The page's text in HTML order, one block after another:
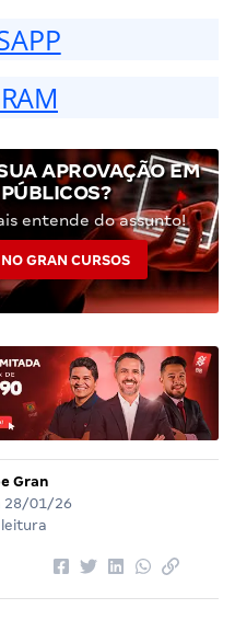
APROVAÇÃO EM
entende do assunto!
GRAN CURSOS
Gran
28/01/26
leitura